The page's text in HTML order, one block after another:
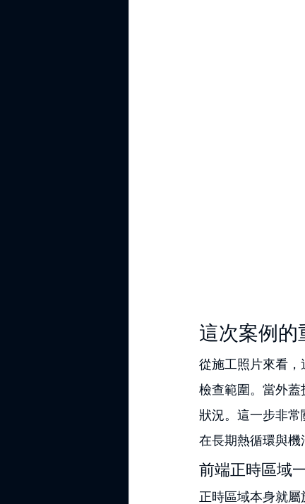
這次案例
從施工照片來看
檢查範圍。當外
狀況。這一步非常
在長期熱循環與機
前端正時區域
正時區域本身就